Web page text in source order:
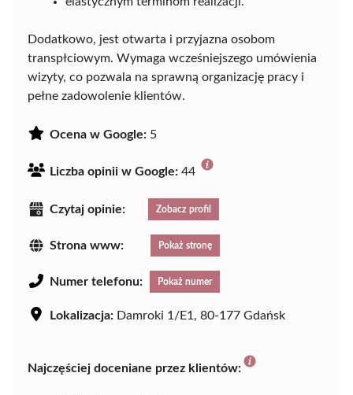
Dodatkowo, jest otwarta i przyjazna osobom
transpłciowym. Wymaga wcześniejszego umówienia
wizyty, co pozwala na sprawną organizację pracy i
pełne zadowolenie klientów.
Ocena w Google: 5
Liczba opinii w Google: 44
Czytaj opinie: Zobacz profil
Strona www: Pokaż stronę
Numer telefonu: Pokaż numer
Lokalizacja: Damroki 1/E1, 80-177 Gdańsk
Najczęściej doceniane przez klientów: